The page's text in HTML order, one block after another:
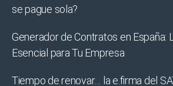
se pague sola?
Generador de Contratos en España:
Esencial para Tu Empresa
Tiempo de renovar… la e.firma del